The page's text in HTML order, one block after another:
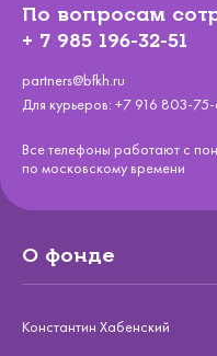
По вопросам
+ 7 985 196-32-51
partners@bfkh.ru
Для курьеров: +7 916 803-75-
Все телефоны работают с
по московскому времени
О фонде
Константин Хабенский